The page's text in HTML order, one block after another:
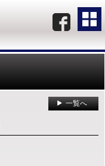
一覧へ